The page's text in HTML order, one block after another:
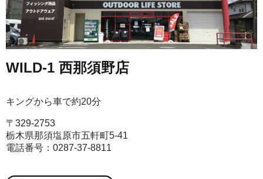
WILD-1 西那須野店
キングから車で約20分
〒329-2753
栃木県那須塩原市五軒町5-41
電話番号： 0287-37-8811